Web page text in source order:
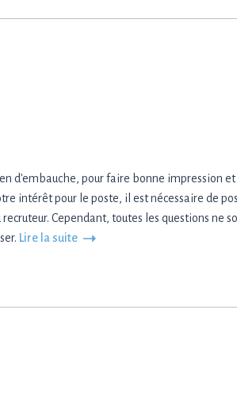
d'embauche, pour faire bonne impression et
intérêt pour le poste, il est nécessaire de
recruteur. Cependant, toutes les questions ne
Lire la suite